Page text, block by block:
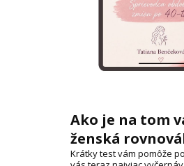
Ako je na tom
ženská
Krátky test vám pomôže